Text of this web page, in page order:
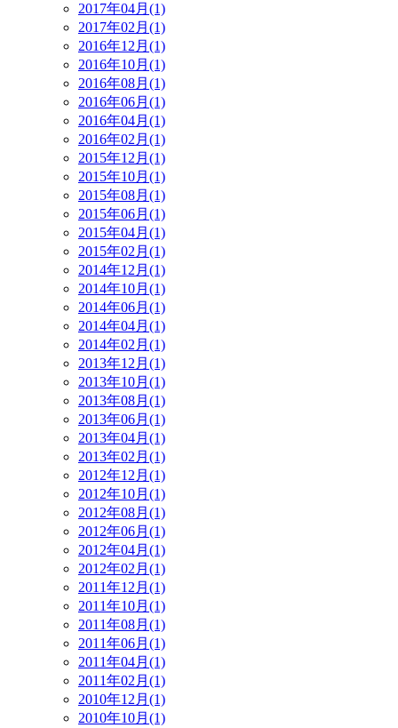
2017年04月(1)
2017年02月(1)
2016年12月(1)
2016年10月(1)
2016年08月(1)
2016年06月(1)
2016年04月(1)
2016年02月(1)
2015年12月(1)
2015年10月(1)
2015年08月(1)
2015年06月(1)
2015年04月(1)
2015年02月(1)
2014年12月(1)
2014年10月(1)
2014年06月(1)
2014年04月(1)
2014年02月(1)
2013年12月(1)
2013年10月(1)
2013年08月(1)
2013年06月(1)
2013年04月(1)
2013年02月(1)
2012年12月(1)
2012年10月(1)
2012年08月(1)
2012年06月(1)
2012年04月(1)
2012年02月(1)
2011年12月(1)
2011年10月(1)
2011年08月(1)
2011年06月(1)
2011年04月(1)
2011年02月(1)
2010年12月(1)
2010年10月(1)